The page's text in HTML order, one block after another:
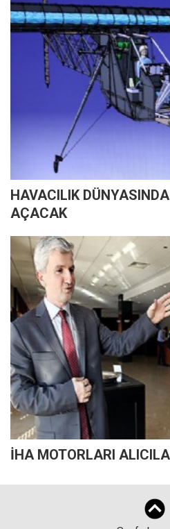
HAVACILIK
AÇACAK
İHA MOTORLARI